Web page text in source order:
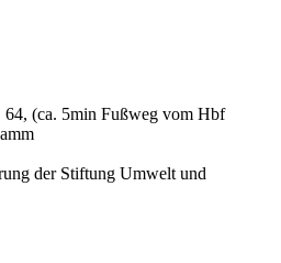
64, (ca. 5min Fußweg vom Hbf
der Stiftung Umwelt und